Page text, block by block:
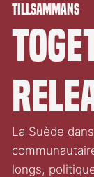
Tillsammans
La Suède
longs,